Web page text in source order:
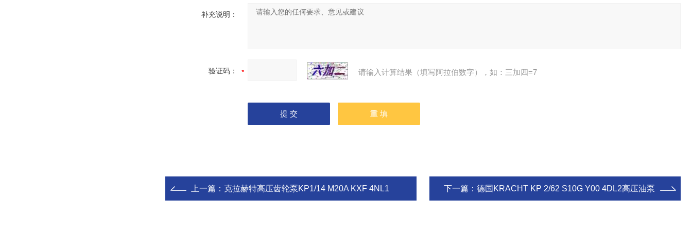
补充说明：
验证码： 请输入计算结果（填写阿拉伯数字），如：三加四=7
上一篇： 克拉赫特高压齿轮泵KP1/14 M20A KXF 4NL1 下一篇： 德国KRACHT KP 2/62 S10G Y00 4DL2高压油泵